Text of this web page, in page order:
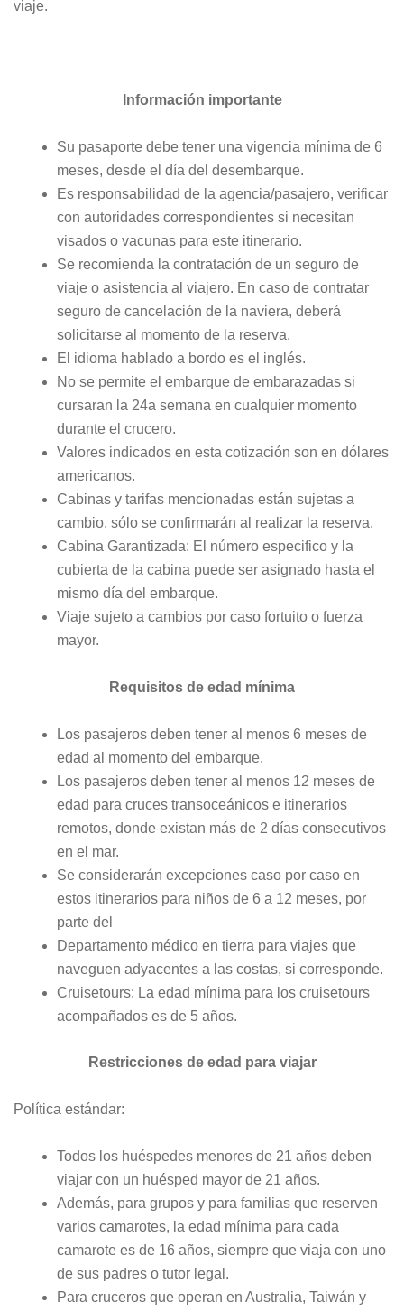
viaje.
Información importante
Su pasaporte debe tener una vigencia mínima de 6
meses, desde el día del desembarque.
Es responsabilidad de la agencia/pasajero, verificar
con autoridades correspondientes si necesitan
visados o vacunas para este itinerario.
Se recomienda la contratación de un seguro de
viaje o asistencia al viajero. En caso de contratar
seguro de cancelación de la naviera, deberá
solicitarse al momento de la reserva.
El idioma hablado a bordo es el inglés.
No se permite el embarque de embarazadas si
cursaran la 24a semana en cualquier momento
durante el crucero.
Valores indicados en esta cotización son en dólares
americanos.
Cabinas y tarifas mencionadas están sujetas a
cambio, sólo se confirmarán al realizar la reserva.
Cabina Garantizada: El número especifico y la
cubierta de la cabina puede ser asignado hasta el
mismo día del embarque.
Viaje sujeto a cambios por caso fortuito o fuerza
mayor.
Requisitos de edad mínima
Los pasajeros deben tener al menos 6 meses de
edad al momento del embarque.
Los pasajeros deben tener al menos 12 meses de
edad para cruces transoceánicos e itinerarios
remotos, donde existan más de 2 días consecutivos
en el mar.
Se considerarán excepciones caso por caso en
estos itinerarios para niños de 6 a 12 meses, por
parte del
Departamento médico en tierra para viajes que
naveguen adyacentes a las costas, si corresponde.
Cruisetours: La edad mínima para los cruisetours
acompañados es de 5 años.
Restricciones de edad para viajar
Política estándar:
Todos los huéspedes menores de 21 años deben
viajar con un huésped mayor de 21 años.
Además, para grupos y para familias que reserven
varios camarotes, la edad mínima para cada
camarote es de 16 años, siempre que viaja con uno
de sus padres o tutor legal.
Para cruceros que operan en Australia, Taiwán y